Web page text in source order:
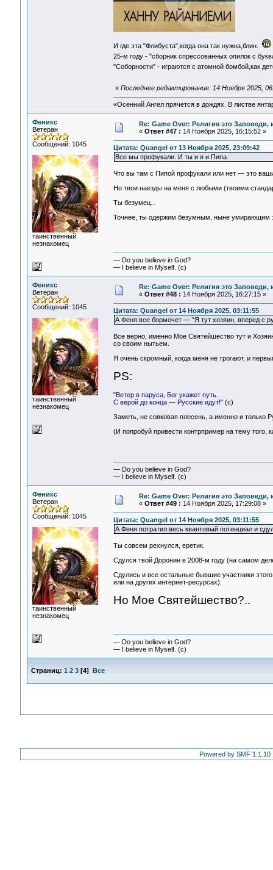
И где эта "Флибуста",когда она так нужна,блин.
25-м году - "сборник спрессованных опилок с
"Соборности" - играются с атомной бомбой,как
« Последнее редактирование: 14 Ноября 2025,
«Осенний Ангел прячется в дождях. В листве
Феникс
Ветеран
Сообщений: 1045
таинственный
незнакомец
Re: Game Over: Религия это Заповеди,
« Ответ #47 : 14 Ноября 2025, 16:15:52 »
Цитата: Quangel от 13 Ноября 2025, 23:09:42
Все мы профукали. И ты и я и Пипа.
Что вы там с Пипой профукали или нет — это
Но твои наезды на меня с любыми (твоими
Ты безумец...
Точнее, ты одержим безумным, ныне умирающим
— Do you believe in God?
— I believe in Myself. (c)
Феникс
Ветеран
Сообщений: 1045
таинственный
незнакомец
Re: Game Over: Религия это Заповеди,
« Ответ #48 : 14 Ноября 2025, 16:27:15 »
Цитата: Quangel от 14 Ноября 2025, 03:11:55
А Феня все бормочет — "Я тут хозяин, вперед с
Все верно, именно Мое Святейшество тут и
со своим нытьем.
Я очень скромный, когда меня не трогают, и
PS:
"Ветер в паруса, Бог укажет путь.
С верой до конца — Русские идут!"(c)
Заметь, не совковая плесень, а именно и только
(И попробуй привести контрпример на тему того,
— Do you believe in God?
— I believe in Myself. (c)
Феникс
Ветеран
Сообщений: 1045
таинственный
незнакомец
Re: Game Over: Религия это Заповеди,
« Ответ #49 : 14 Ноября 2025, 17:29:08 »
Цитата: Quangel от 14 Ноября 2025, 03:11:55
А Феня потратил весь квантовый потенциал и
Ты совсем рехнулся, еретик.
Сдулся твой Доронин в 2008-м году (на самом
Сдулись и все остальные бывшие участники
или на других интернет-ресурсах).
Но Мое Святейшество?..
— Do you believe in God?
— I believe in Myself. (c)
Страниц: 1 2 3[4] Все
Powered by SMF 1.1.10